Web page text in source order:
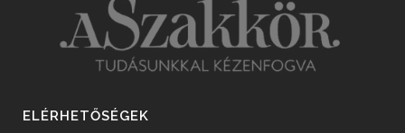
ELÉRHETŐSÉGEK